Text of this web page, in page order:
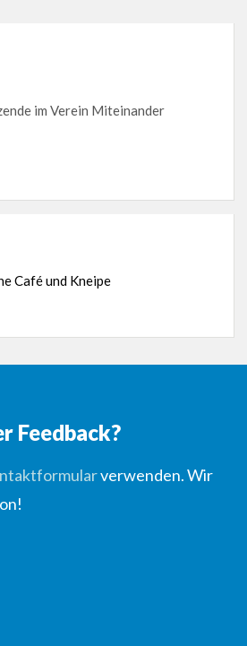
im Verein Miteinander
Café und Kneipe
Feedback?
verwenden. Wir